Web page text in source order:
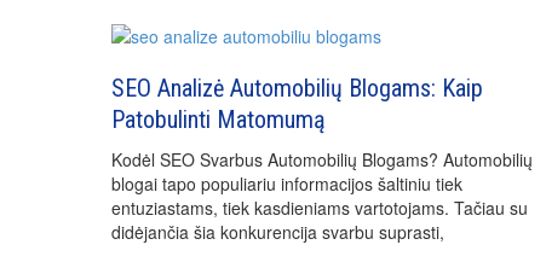
SEO Analizė Automobilių Blogams: Kaip
Patobulinti Matomumą
Kodėl SEO Svarbus Automobilių Blogams? Automobilių
blogai tapo populiariu informacijos šaltiniu tiek
entuziastams, tiek kasdieniams vartotojams. Tačiau su
didėjančia šia konkurencija svarbu suprasti,